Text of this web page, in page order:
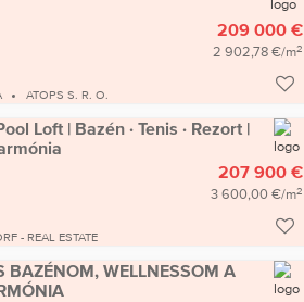
209 000 €
2 902,78 €/m2
ATOPS S. R. O.
Loft | Bazén · Tenis · Rezort |
207 900 €
3 600,00 €/m2
- REAL ESTATE
BAZÉNOM, WELLNESSOM A